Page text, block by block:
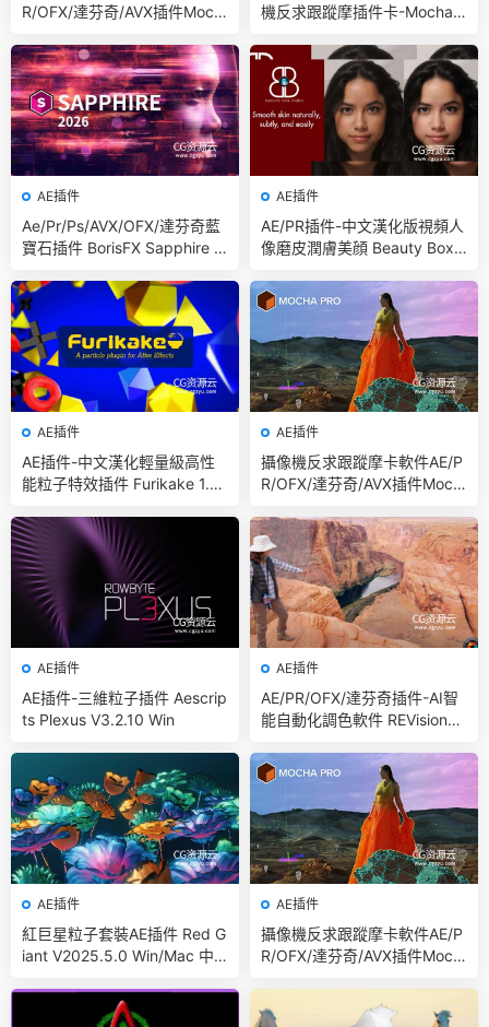
R/OFX/達芬奇/AVX插件Moch
機反求跟蹤摩插件卡-Mocha P
AE插件
Ae/Pr/Ps/AVX/OFX/達芬奇藍
寶石插件 BorisFX Sapphire 2
AE插件
AE/PR插件-中文漢化版視頻人
像磨皮潤膚美顔 Beauty Box
AE插件
AE插件-中文漢化輕量級高性
能粒子特效插件 Furikake 1.0.
AE插件
攝像機反求跟蹤摩卡軟件AE/P
R/OFX/達芬奇/AVX插件Moch
AE插件
AE插件-三維粒子插件 Aescrip
ts Plexus V3.2.10 Win
AE插件
AE/PR/OFX/達芬奇插件-AI智
能自動化調色軟件 REVisionFX
Win
AE插件
紅巨星粒子套裝AE插件 Red G
iant V2025.5.0 Win/Mac 中
+ Magic Bullet + VFX Suit
AE插件
攝像機反求跟蹤摩卡軟件AE/P
R/OFX/達芬奇/AVX插件Moch